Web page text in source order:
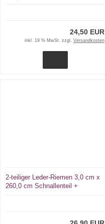
24,50 EUR
inkl. 19 % MwSt. zzgl. Versandkosten
2-teiliger Leder-Riemen 3,0 cm x
260,0 cm Schnallenteil +